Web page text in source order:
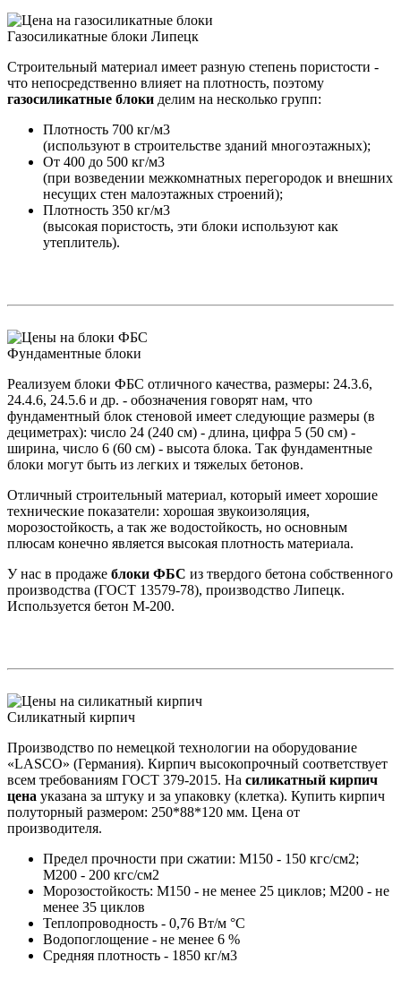
Газосиликатные блоки Липецк
Строительный материал имеет разную степень пористости -
что непосредственно влияет на плотность, поэтому
газосиликатные блоки делим на несколько групп:
Плотность 700 кг/м3
(используют в строительстве зданий многоэтажных);
От 400 до 500 кг/м3
(при возведении межкомнатных перегородок и внешних
несущих стен малоэтажных строений);
Плотность 350 кг/м3
(высокая пористость, эти блоки используют как
утеплитель).
Фундаментные блоки
Реализуем блоки ФБС отличного качества, размеры: 24.3.6,
24.4.6, 24.5.6 и др. - обозначения говорят нам, что
фундаментный блок стеновой имеет следующие размеры (в
дециметрах): число 24 (240 см) - длина, цифра 5 (50 см) -
ширина, число 6 (60 см) - высота блока. Так фундаментные
блоки могут быть из легких и тяжелых бетонов.
Отличный строительный материал, который имеет хорошие
технические показатели: хорошая звукоизоляция,
морозостойкость, а так же водостойкость, но основным
плюсам конечно является высокая плотность материала.
У нас в продаже блоки ФБС из твердого бетона собственного
производства (ГОСТ 13579-78), производство Липецк.
Используется бетон М-200.
Силикатный кирпич
Производство по немецкой технологии на оборудование
«LASCO» (Германия). Кирпич высокопрочный соответствует
всем требованиям ГОСТ 379-2015. На силикатный кирпич
цена указана за штуку и за упаковку (клетка). Купить кирпич
полуторный размером: 250*88*120 мм. Цена от
производителя.
Предел прочности при сжатии: М150 - 150 кгс/см2;
М200 - 200 кгс/см2
Морозостойкость: М150 - не менее 25 циклов; М200 - не
менее 35 циклов
Теплопроводность - 0,76 Вт/м °С
Водопоглощение - не менее 6 %
Средняя плотность - 1850 кг/м3